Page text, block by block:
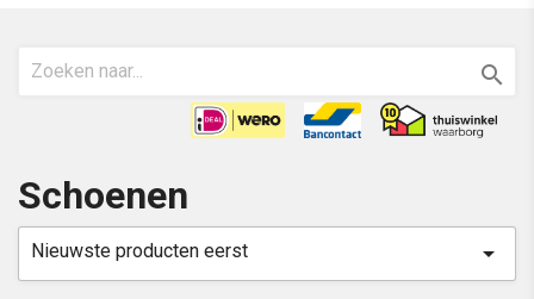

Schoenen
Nieuwste producten eerst 